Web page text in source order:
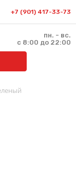
+7 (901) 417-33-73
пн. - вс.
с 8:00 до 22:00